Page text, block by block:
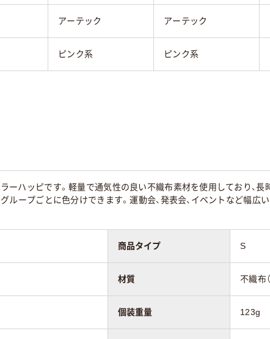
アーテック アーテック
ピンク系 ピンク系
ーハッピです。軽量で通気性の良い不織布素材を使用しており、
グループごとに色分けできます。運動会、発表会、イベントなど幅
商品タイプ S
材質 不織布
個装重量 123g